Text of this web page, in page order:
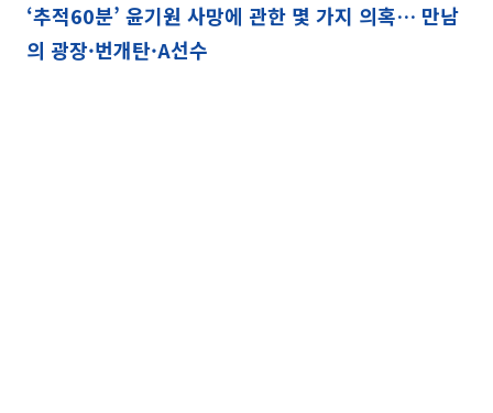
‘추적60분’ 윤기원 사망에 관한 몇 가지 의혹… 만남
의 광장·번개탄·A선수